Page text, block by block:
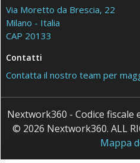
Via Moretto da Brescia, 22
Milano - Italia
CAP 20133
Contatti
Contatta il nostro team per
Nextwork360 - Codice fiscale
© 2026 Nextwork360. ALL
Mappa